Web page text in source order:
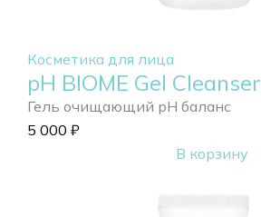
Косметика для лица
pH BIOME Gel Cleanser
Гель очищающий pH баланс
5 000 ₽
В корзину